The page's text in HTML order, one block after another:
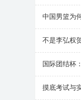
中国男篮为
不是李弘权
国际团结杯
摸底考试与